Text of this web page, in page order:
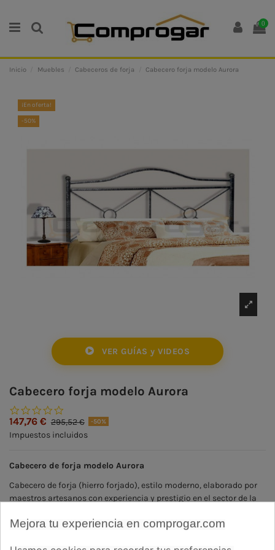
0
Inicio Muebles Cabeceros de forja Cabecero forja modelo Aurora
¡En oferta!
-50%
VER GUÍAS y VIDEOS
Cabecero forja modelo Aurora
147,76 € 295,52 € -50%
Impuestos incluidos
Cabecero de forja modelo Aurora
Cabecero de forja (hierro forjado), estilo moderno, elaborado por
maestros artesanos con experiencia y prestigio en el sector de la
PERSONALIZACIÓN
Mejora tu experiencia en comprogar.com